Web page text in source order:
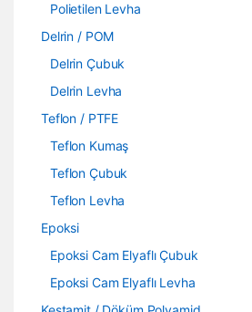
Polietilen Levha
Delrin / POM
Delrin Çubuk
Delrin Levha
Teflon / PTFE
Teflon Kumaş
Teflon Çubuk
Teflon Levha
Epoksi
Epoksi Cam Elyaflı Çubuk
Epoksi Cam Elyaflı Levha